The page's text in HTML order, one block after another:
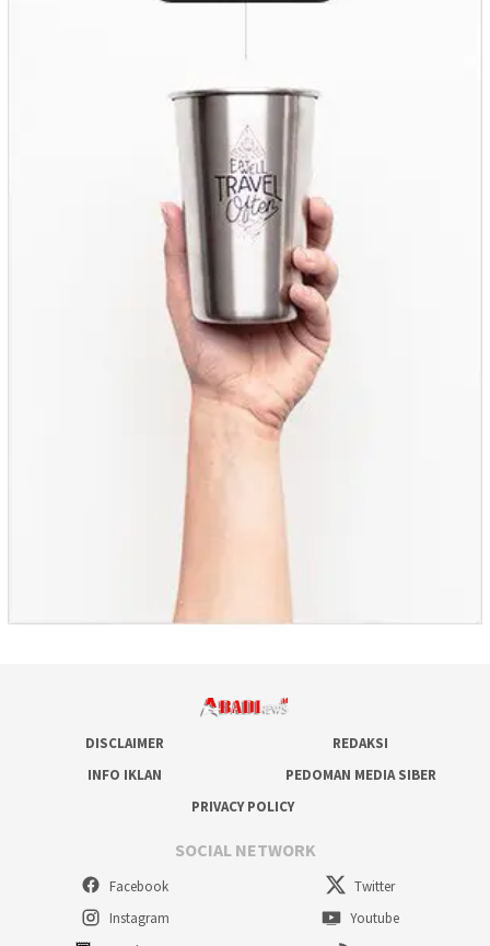
DISCLAIMER
REDAKSI
INFO IKLAN
PEDOMAN MEDIA SIBER
PRIVACY POLICY
SOCIAL NETWORK
Facebook
Twitter
Instagram
Youtube